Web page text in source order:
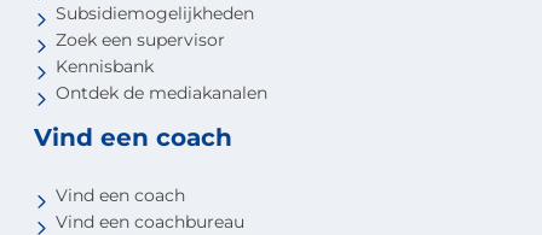
Subsidiemogelijkheden
Zoek een supervisor
Kennisbank
Ontdek de mediakanalen
Vind een coach
Vind een coach
Vind een coachbureau